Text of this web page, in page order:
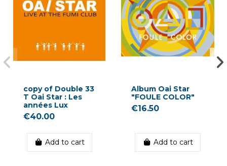
copy of Double 33
T Oai Star : Les
années Lux
€40.00
Add to cart
Album Oai Star
"FOULE COLOR"
€16.50
Add to cart